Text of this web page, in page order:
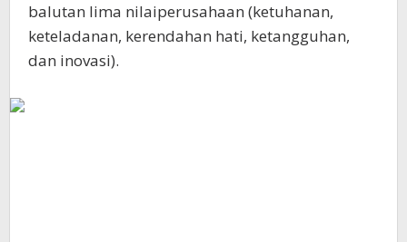
balutan lima nilaiperusahaan (ketuhanan,
keteladanan, kerendahan hati, ketangguhan,
dan inovasi).